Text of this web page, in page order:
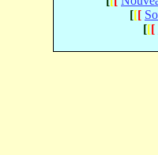
[[[
[[[